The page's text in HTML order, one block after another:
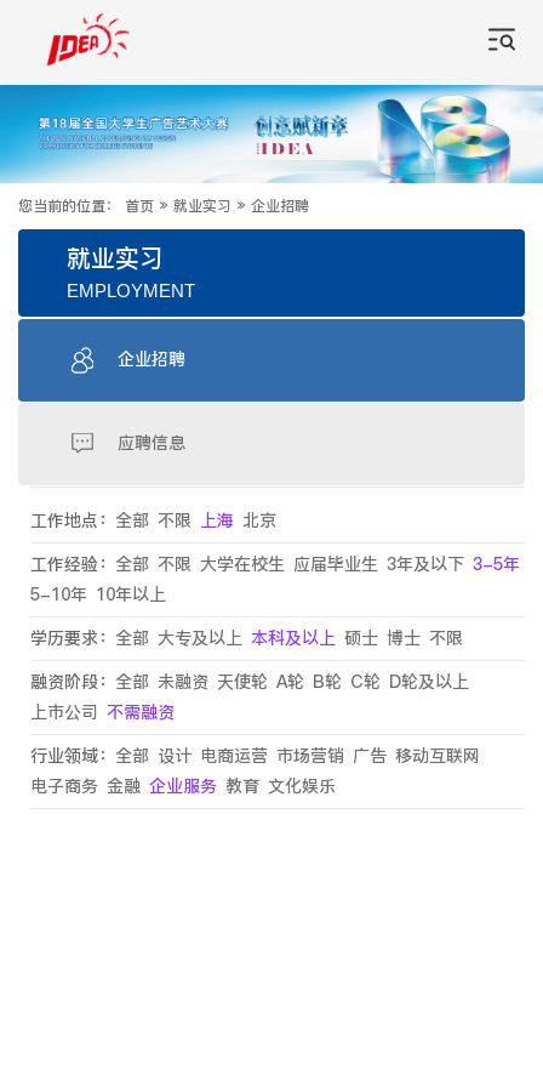
您当前的位置： 首页 » 就业实习 » 企业招聘
就业实习
EMPLOYMENT
企业招聘
应聘信息
工作地点： 全部 不限 上海 北京
工作经验： 全部 不限 大学在校生 应届毕业生 3年及以下 3-5年
5-10年 10年以上
学历要求： 全部 大专及以上 本科及以上 硕士 博士 不限
融资阶段： 全部 未融资 天使轮 A轮 B轮 C轮 D轮及以上
上市公司 不需融资
行业领域： 全部 设计 电商运营 市场营销 广告 移动互联网
电子商务 金融 企业服务 教育 文化娱乐